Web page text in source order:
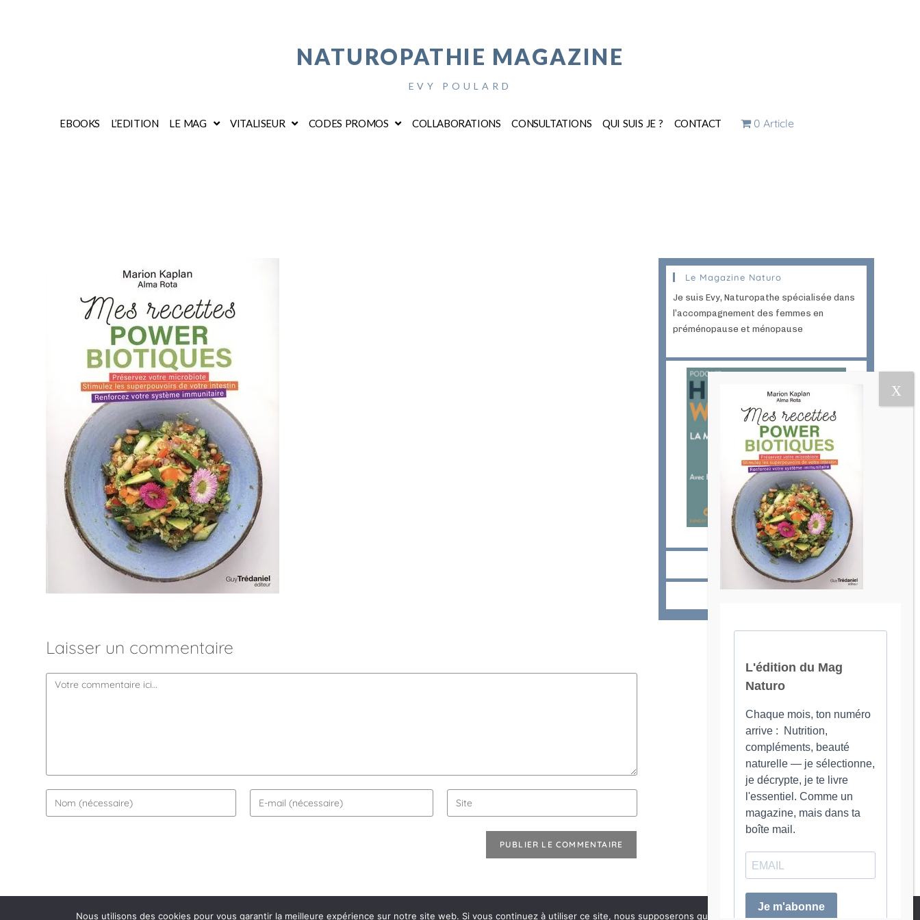
NATUROPATHIE MAGAZINE
EVY POULARD
EBOOKS L’EDITION LE MAG VITALISEUR CODES PROMOS COLLABORATIONS CONSULTATIONS QUI SUIS JE ? CONTACT 0 Article
Laisser un commentaire
Le Magazine Naturo
Je suis Evy, Naturopathe spécialisée dans
l’accompagnement des femmes en
préménopause et ménopause
Nous utilisons des cookies pour vous garantir la meilleure expérience sur notre site web. Si vous continuez à utiliser ce site, nous supposerons que vous en êtes satisfait. OK